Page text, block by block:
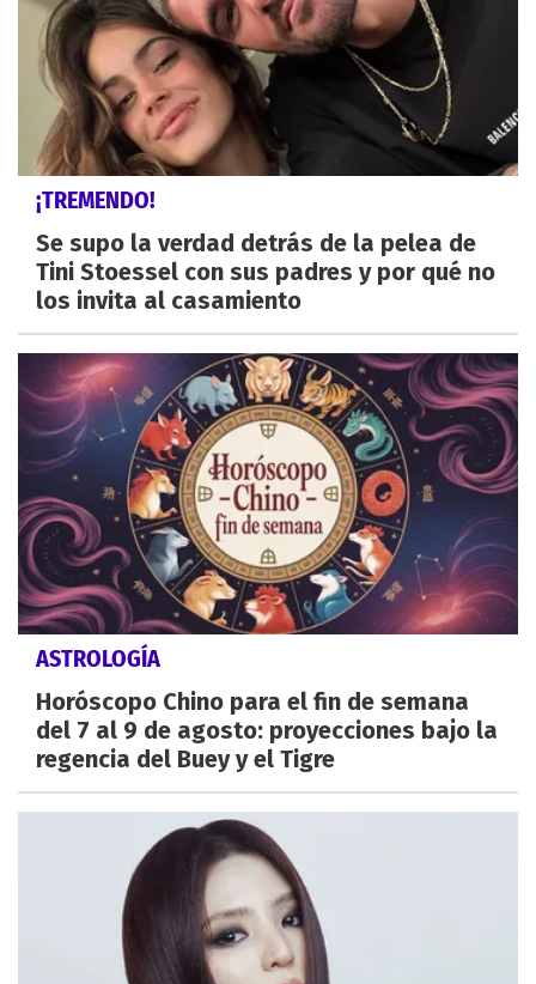
¡TREMENDO!
Se supo la verdad detrás de la pelea de
Tini Stoessel con sus padres y por qué no
los invita al casamiento
ASTROLOGÍA
Horóscopo Chino para el fin de semana
del 7 al 9 de agosto: proyecciones bajo la
regencia del Buey y el Tigre